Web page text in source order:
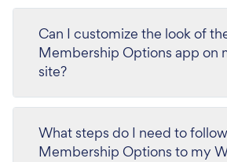
Can I customize the look of
Membership Options app on
site?
What steps do I need to
Membership Options to my